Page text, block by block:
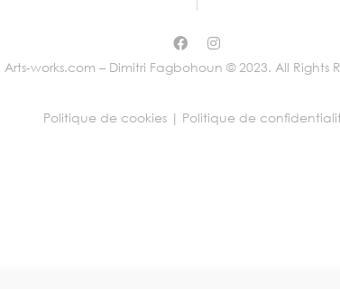
Arts-works.com – Dimitri Fagbohoun © 2023. All Rights
Politique de cookies | Politique de